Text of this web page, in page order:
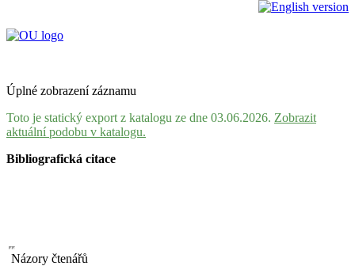
Úplné zobrazení záznamu
Toto je statický export z katalogu ze dne 03.06.2026. Zobrazit
aktuální podobu v katalogu.
Bibliografická citace
Názory čtenářů